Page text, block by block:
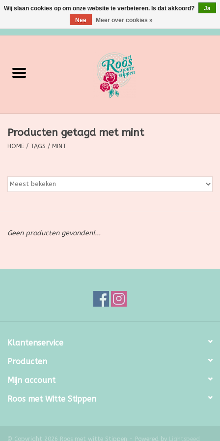
Verzorging
Grimeermateriaal
Huishoudartikelen
Kadootjes
Producten getagd met mint
HOME / TAGS / MINT
Geen producten gevonden!...
Klantenservice
Producten
Mijn account
Roos met Witte Stippen
© Copyright 2026 Roos met witte Stippen - Powered by Lightspeed
Wij slaan cookies op om onze website te verbeteren. Is dat akkoord?
Ja
Nee
Meer over cookies »